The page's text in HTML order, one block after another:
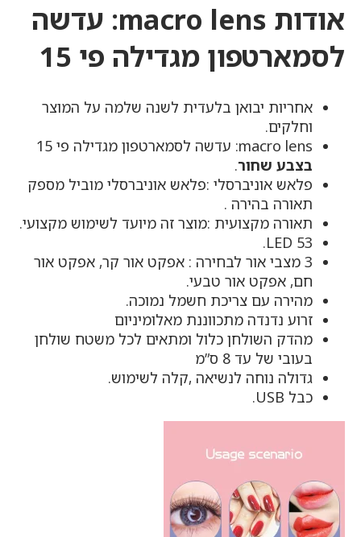
אודות macro lens: עדשה
לסמארטפון מגדילה פי 15
אחריות יבואן בלעדית לשנה שלמה על המוצר
וחלקים.
macro lens: עדשה לסמארטפון מגדילה פי 15
בצבע שחור.
פלאש אוניברסלי :פלאש אוניברסלי מוביל מספק
תאורה בהירה .
תאורה מקצועית :מוצר זה מיועד לשימוש מקצועי.
53 LED.
3 מצבי אור לבחירה : אפקט אור קר, אפקט אור
חם, אפקט אור טבעי.
מהירה עם צריכת חשמל נמוכה.
זרוע נדנדה מתכווננת מאלומיניום
מהדק השולחן כלול ומתאים לכל משטח שולחן
בעובי של עד 8 ס”מ
גדולה נוחה לנשיאה ,קלה לשימוש.
כבל USB.